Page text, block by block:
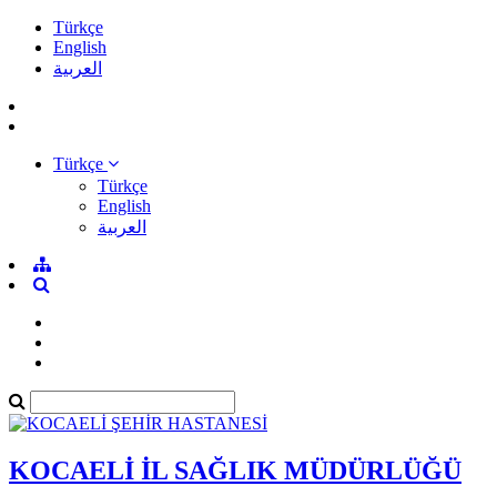
Türkçe
English
العربية
Türkçe
Türkçe
English
العربية
KOCAELİ İL SAĞLIK MÜDÜRLÜĞÜ